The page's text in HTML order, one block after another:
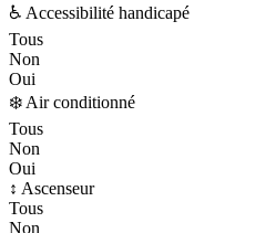
♿ Accessibilité handicapé
Tous
Non
Oui
❄️ Air conditionné
Tous
Non
Oui
↕️ Ascenseur
Tous
Non